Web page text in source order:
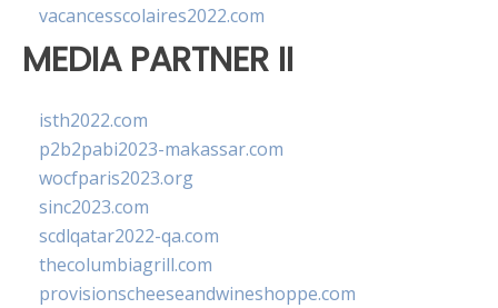
vacancesscolaires2022.com
MEDIA PARTNER II
isth2022.com
p2b2pabi2023-makassar.com
wocfparis2023.org
sinc2023.com
scdlqatar2022-qa.com
thecolumbiagrill.com
provisionscheeseandwineshoppe.com